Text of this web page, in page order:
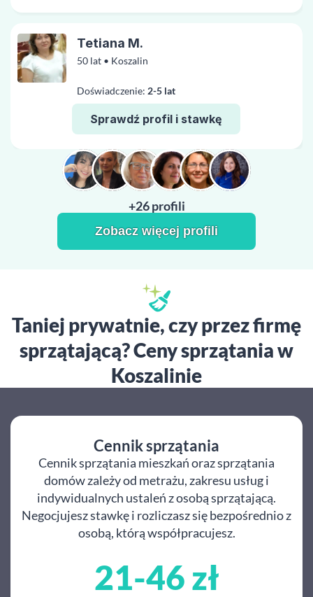
50 lat • Koszalin
Doświadczenie: 2-5 lat
Sprawdź profil i stawkę
Tetiana M.
+26 profili
Zobacz więcej profili
Taniej prywatnie, czy przez firmę
sprzątającą? Ceny sprzątania w
Koszalinie
Cennik sprzątania
Cennik sprzątania mieszkań oraz sprzątania
domów zależy od metrażu, zakresu usług i
indywidualnych ustaleń z osobą sprzątającą.
Negocjujesz stawkę i rozliczasz się bezpośrednio z
osobą, którą współpracujesz.
21-46 zł